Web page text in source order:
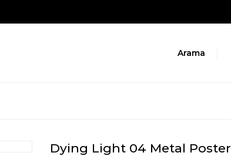
Arama
Dying Light 04 Metal Poster